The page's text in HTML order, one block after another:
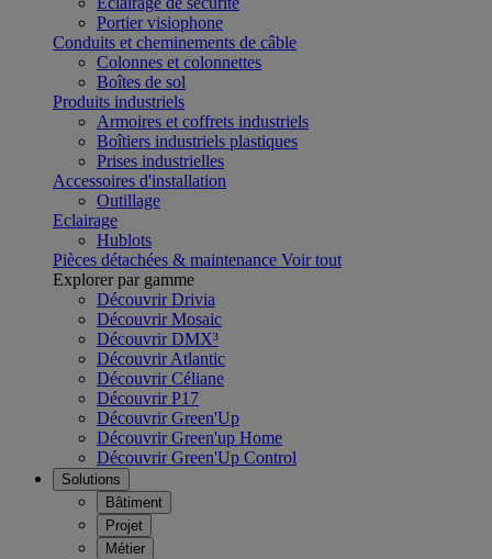
Portier visiophone
Conduits et cheminements de câble
Colonnes et colonnettes
Boîtes de sol
Produits industriels
Armoires et coffrets industriels
Boîtiers industriels plastiques
Prises industrielles
Accessoires d'installation
Outillage
Eclairage
Hublots
Pièces détachées & maintenance Voir tout
Explorer par gamme
Découvrir Drivia
Découvrir Mosaic
Découvrir DMX³
Découvrir Atlantic
Découvrir Céliane
Découvrir P17
Découvrir Green'Up
Découvrir Green'up Home
Découvrir Green'Up Control
Solutions
Bâtiment
Projet
Métier